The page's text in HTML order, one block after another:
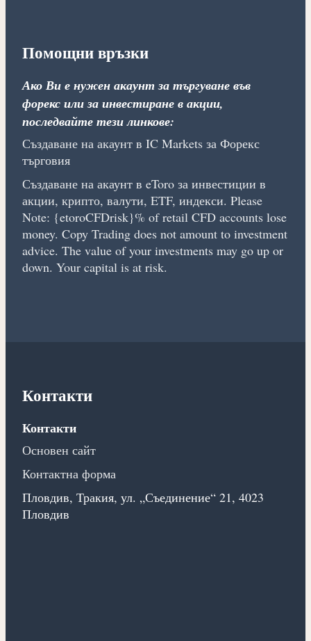
Помощни връзки
Ако Ви е нужен акаунт за търгуване във
форекс или за инвестиране в акции,
последвайте тези линкове:
Създаване на акаунт в IC Markets за Форекс
търговия
Създаване на акаунт в eToro за инвестиции в
акции, крипто, валути, ETF, индекси. Please
Note: {etoroCFDrisk}% of retail CFD accounts lose
money. Copy Trading does not amount to investment
advice. The value of your investments may go up or
down. Your capital is at risk.
Контакти
Контакти
Основен сайт
Контактна форма
Пловдив, Тракия, ул. „Съединение“ 21, 4023
Пловдив